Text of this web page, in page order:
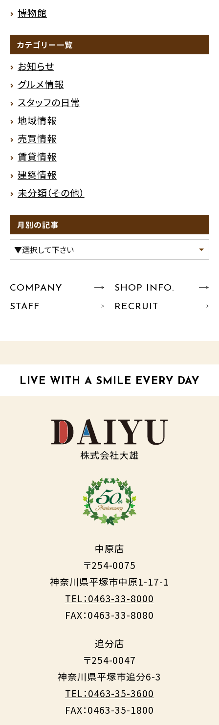
博物館
カテゴリー一覧
お知らせ
グルメ情報
スタッフの日常
地域情報
売買情報
賃貸情報
建築情報
未分類（その他）
月別の記事
COMPANY
SHOP INFO.
STAFF
RECRUIT
LIVE WITH A SMILE EVERY DAY
株式会社大雄
中原店
〒254-0075
神奈川県平塚市中原1-17-1
TEL：0463-33-8000
FAX：0463-33-8080
追分店
〒254-0047
神奈川県平塚市追分6-3
TEL：0463-35-3600
FAX：0463-35-1800